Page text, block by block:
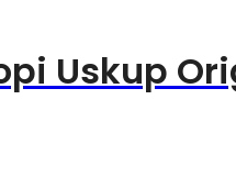
Uskup